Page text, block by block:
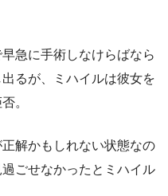
急に手術しなけらばなら
るが、ミハイルは彼女を
。
解かもしれない状態なの
ごせなかったとミハイル